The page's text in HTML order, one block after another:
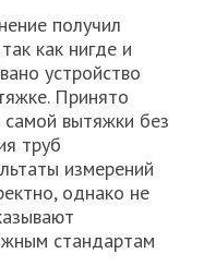
получил
как нигде и
устройство
Принято
самой вытяжки без
труб
измерений
однако не
стандартам